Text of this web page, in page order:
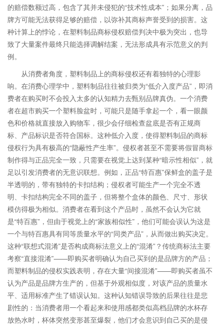
的赔偿数额过高，包含了其并未侵犯的“技术性成本”；如果分离，品
牌方可能无法获得足够的赔偿，以弥补其商标声誉受到的损害。这
种计算上的悖论，在塑料制品商标侵权赔偿判决中极为突出，也导
致了大量案件最终只能选择调解结案，无法形成具有示范意义的判
例。
从消费者角度，塑料制品上的商标侵权还有着独特的心理影
响。在消费心理学中，塑料制品往往被归类为“低介入度产品”，即消
费者在购买时不会投入太多的认知精力去甄别品牌真伪。一个消费
者在超市购买一个塑料脸盆时，可能只是随手拿起一个，看一眼颜
色和价格就直接放入购物车，很少会仔细检查盆底是否有正规商
标、产品标识是否符合国标。这种低介入度，使得塑料制品的商标
侵权行为具有极高的“隐蔽性产生率”。侵权者甚至不需要将假冒商标
制作得与正品完全一致，只需要在视觉上达到某种“暗示性相似”，就
足以引发消费者的无意识联想。例如，正品“特百惠”保鲜盒的盖子是
半透明的，带有独特的卡扣结构；侵权者可能生产一个完全不透
明、卡扣结构完全不同的盖子，但将整个盒体的颜色、尺寸、形状
模仿得极为相似。消费者在看到这个产品时，虽然不会认为它就
是“特百惠”，但由于视觉上的“家族相似性”，他们可能会误认为这是
一个与特百惠具有同等质量水平的“同类产品”，从而做出购买决定。
这种“联想式混淆”是否构成商标法意义上的“混淆”？传统商标法主要
考察“直接混淆”——即购买者明确认为自己买到的是品牌方的产品；
而塑料制品的侵权实践表明，存在大量“间接混淆”——即购买者虽不
认为产品是品牌方生产的，但基于外观相似度，对该产品的质量水
平、适用标准产生了错误认知。这种认知错误导致的后果往往是悲
剧性的：当消费者用一个看起来和使用感都类似高档品牌的水杯存
放热水时，杯体突然变形甚至爆裂，他们才会意识到自己买的是侵